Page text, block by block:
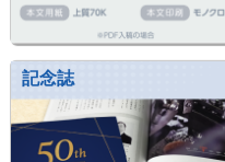
記念誌